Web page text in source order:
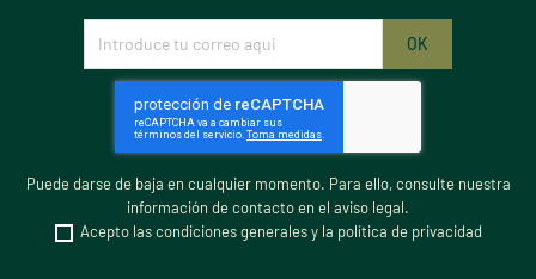
Puede darse de baja en cualquier momento. Para ello, consulte nuestra
información de contacto en el aviso legal.
Acepto las condiciones generales y la política de privacidad